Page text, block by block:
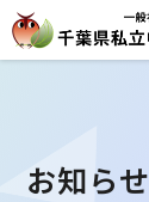
お知らせ